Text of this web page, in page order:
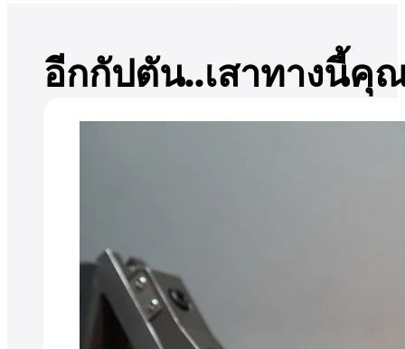
อีกกัปตัน..เสาทางนี้คุ